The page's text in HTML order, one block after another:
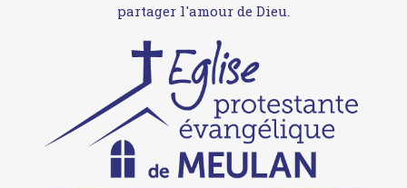
partager l'amour de Dieu.